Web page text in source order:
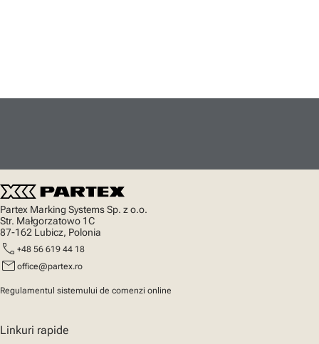
Partex Marking Systems Sp. z o.o.
Str. Małgorzatowo 1C
87-162 Lubicz, Polonia
call +48 56 619 44 18
mail office@partex.ro
Regulamentul sistemului de comenzi online
Linkuri rapide